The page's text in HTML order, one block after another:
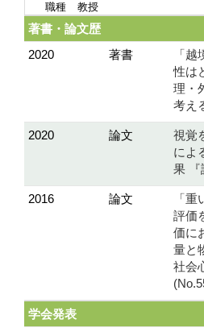
職種
教授
著書・論文歴
2020
著書
「
性は
理・
考え
2020 論文
視覚
によ
果 『
2016 論文
「
評価
価に
量と
社会
学会発表